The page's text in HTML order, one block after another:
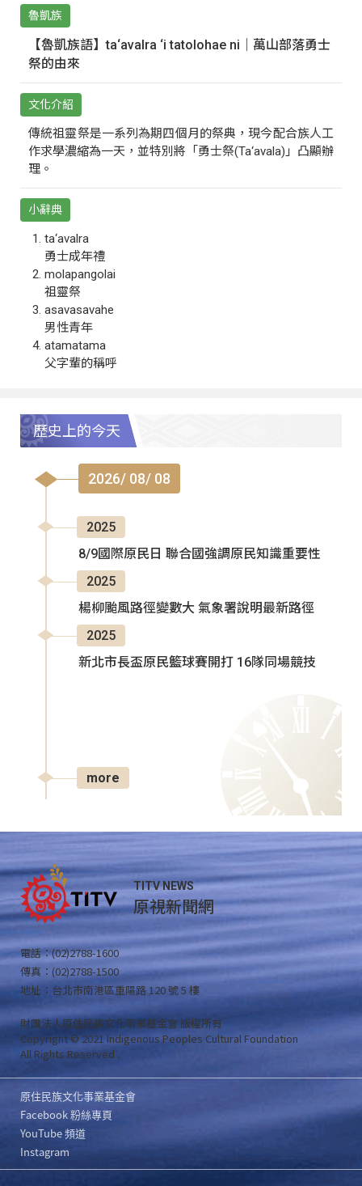
魯凱族
【魯凱族語】ta‘avalra ‘i tatolohae ni｜萬山部落勇士
祭的由來
文化介紹
傳統祖靈祭是一系列為期四個月的祭典，現今配合族人工
作求學濃縮為一天，並特別將「勇士祭(Ta‘avala)」凸顯辦
理。
小辭典
ta‘avalra
勇士成年禮
molapangolai
祖靈祭
asavasavahe
男性青年
atamatama
父字輩的稱呼
歷史上的今天
2026/ 08/ 08
2025
8/9國際原民日 聯合國強調原民知識重要性
2025
楊柳颱風路徑變數大 氣象署說明最新路徑
2025
新北市長盃原民籃球賽開打 16隊同場競技
more
TITV NEWS
原視新聞網
電話：(02)2788-1600
傳真：(02)2788-1500
地址：台北市南港區重陽路 120 號 5 樓
財團法人原住民族文化事業基金會 版權所有
Copyright © 2021 Indigenous Peoples Cultural Foundation
All Rights Reserved .
原住民族文化事業基金會
Facebook 粉絲專頁
YouTube 頻道
Instagram